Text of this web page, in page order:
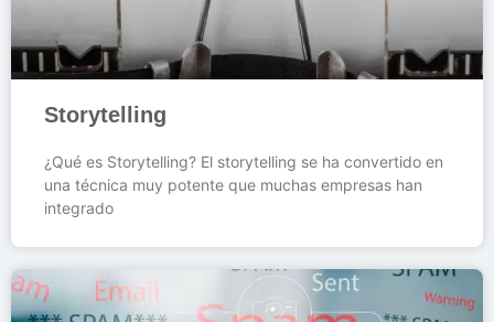
Storytelling
¿Qué es Storytelling? El storytelling se ha convertido en
una técnica muy potente que muchas empresas han
integrado